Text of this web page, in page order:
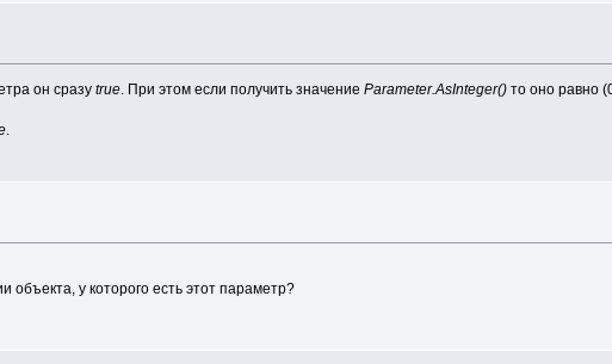
он сразуtrue . При этом если получить значениеParameter.AsInteger() то оно равно
у которого есть этот параметр?